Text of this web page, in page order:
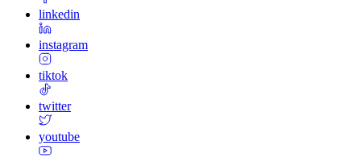
linkedin
instagram
tiktok
twitter
youtube